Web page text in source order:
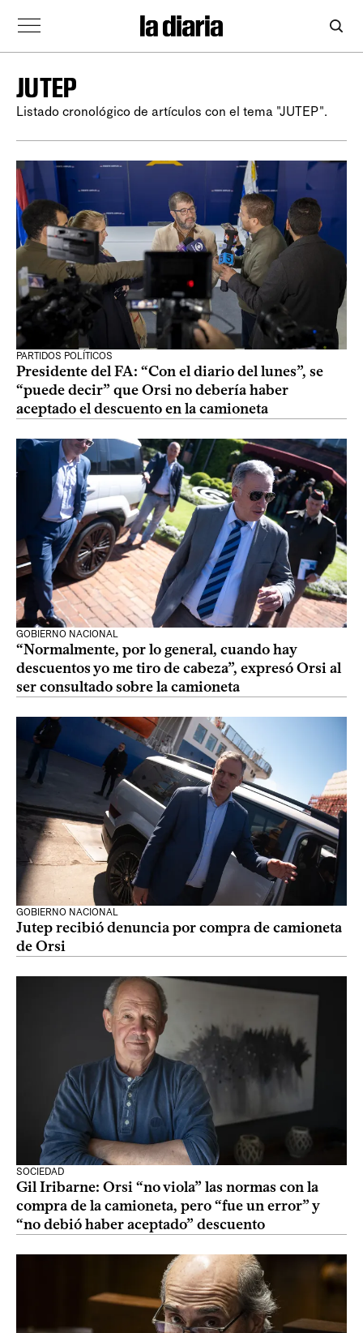
JUTEP
Listado cronológico de artículos con el tema "JUTEP".
PARTIDOS POLÍTICOS
Presidente del FA: “Con el diario del lunes”, se
“puede decir” que Orsi no debería haber
aceptado el descuento en la camioneta
GOBIERNO NACIONAL
“Normalmente, por lo general, cuando hay
descuentos yo me tiro de cabeza”, expresó Orsi al
ser consultado sobre la camioneta
GOBIERNO NACIONAL
Jutep recibió denuncia por compra de camioneta
de Orsi
SOCIEDAD
Gil Iribarne: Orsi “no viola” las normas con la
compra de la camioneta, pero “fue un error” y
“no debió haber aceptado” descuento